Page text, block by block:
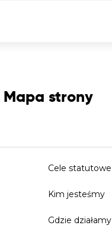
Mapa strony
Cele statutowe
Kim jesteśmy
Gdzie działamy